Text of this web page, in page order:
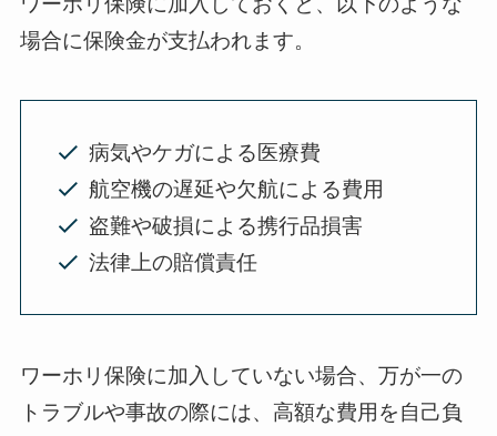
場合に保険金が支払われます。
病気やケガによる医療費
航空機の遅延や欠航による費用
盗難や破損による携行品損害
法律上の賠償責任
ワーホリ保険に加入していない場合、万が一の
トラブルや事故の際には、高額な費用を自己負